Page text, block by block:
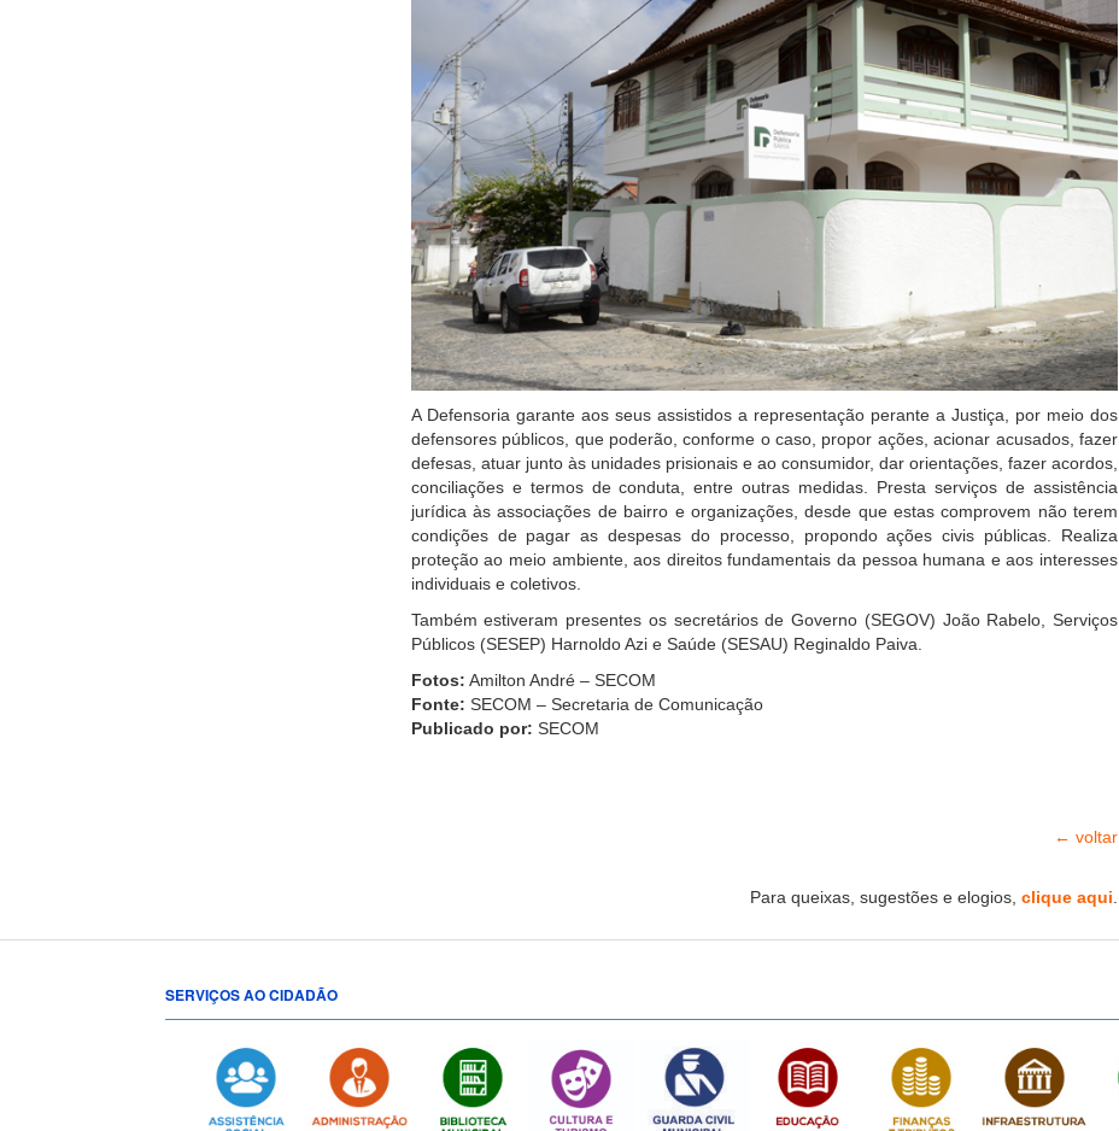
A Defensoria garante aos seus assistidos a representação perante a Justiça, por meio dos
defensores públicos, que poderão, conforme o caso, propor ações, acionar acusados, fazer
defesas, atuar junto às unidades prisionais e ao consumidor, dar orientações, fazer acordos,
conciliações e termos de conduta, entre outras medidas. Presta serviços de assistência
jurídica às associações de bairro e organizações, desde que estas comprovem não terem
condições de pagar as despesas do processo, propondo ações civis públicas. Realiza
proteção ao meio ambiente, aos direitos fundamentais da pessoa humana e aos interesses
individuais e coletivos.
Também estiveram presentes os secretários de Governo (SEGOV) João Rabelo, Serviços
Públicos (SESEP) Harnoldo Azi e Saúde (SESAU) Reginaldo Paiva.
Fotos: Amilton André – SECOM
Fonte: SECOM – Secretaria de Comunicação
Publicado por: SECOM
← voltar
Para queixas, sugestões e elogios, clique aqui
SERVIÇOS AO CIDADÃO